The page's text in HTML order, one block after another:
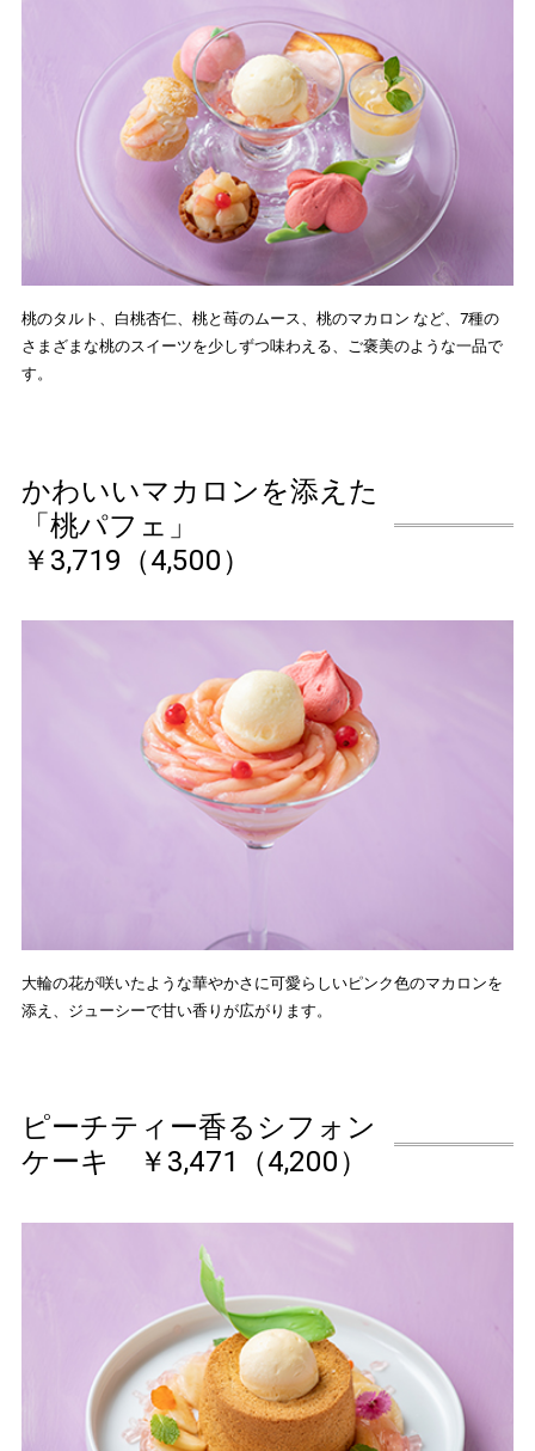
桃のタルト、白桃杏仁、桃と苺のムース、桃のマカロン など、7種の
さまざまな桃のスイーツを少しずつ味わえる、ご褒美のような一品で
す。
かわいいマカロンを添えた
「桃パフェ」
￥3,719（4,500）
大輪の花が咲いたような華やかさに可愛らしいピンク色のマカロンを
添え、ジューシーで甘い香りが広がります。
ピーチティー香るシフォン
ケーキ ￥3,471（4,200）